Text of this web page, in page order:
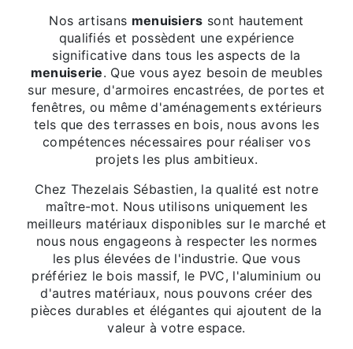
Nos artisans menuisiers sont hautement
qualifiés et possèdent une expérience
significative dans tous les aspects de la
menuiserie. Que vous ayez besoin de meubles
sur mesure, d'armoires encastrées, de portes et
fenêtres, ou même d'aménagements extérieurs
tels que des terrasses en bois, nous avons les
compétences nécessaires pour réaliser vos
projets les plus ambitieux.
Chez Thezelais Sébastien, la qualité est notre
maître-mot. Nous utilisons uniquement les
meilleurs matériaux disponibles sur le marché et
nous nous engageons à respecter les normes
les plus élevées de l'industrie. Que vous
préfériez le bois massif, le PVC, l'aluminium ou
d'autres matériaux, nous pouvons créer des
pièces durables et élégantes qui ajoutent de la
valeur à votre espace.